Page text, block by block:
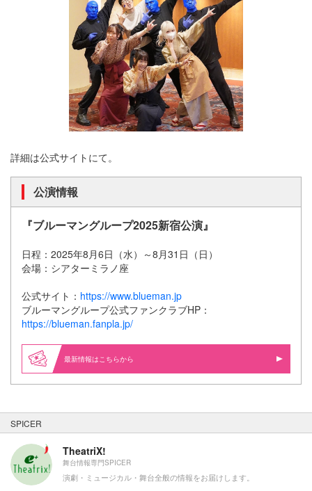
詳細は公式サイトにて。
公演情報
『ブルーマングループ2025新宿公演』
日程：2025年8月6日（水）～8月31日（日）
会場：シアターミラノ座
公式サイト： https://www.blueman.jp
ブルーマングループ公式ファンクラブHP：
https://blueman.fanpla.jp/
最新情報はこちらから
SPICER
TheatriX!
舞台情報専門SPICER
演劇・ミュージカル・舞台全般の情報をお届けします。